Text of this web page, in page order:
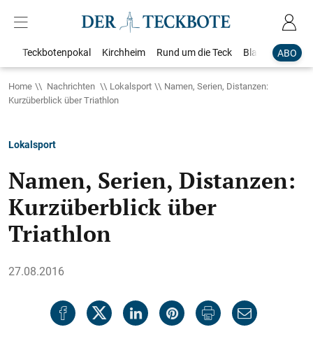
ABO
Teckbotenpokal Kirchheim Rund um die Teck Blaulicht
Home Nachrichten Lokalsport
Namen, Serien, Distanzen:
Kurzüberblick über Triathlon
Lokalsport
Namen, Serien, Distanzen:
Kurzüberblick über
Triathlon
27.08.2016